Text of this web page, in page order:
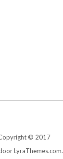
© 2017
LyraThemes.com.